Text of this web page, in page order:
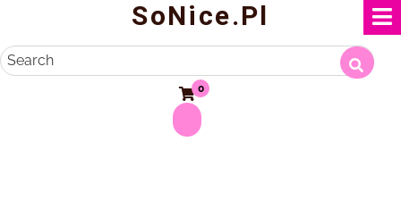
content
SoNice.pl
Search
0